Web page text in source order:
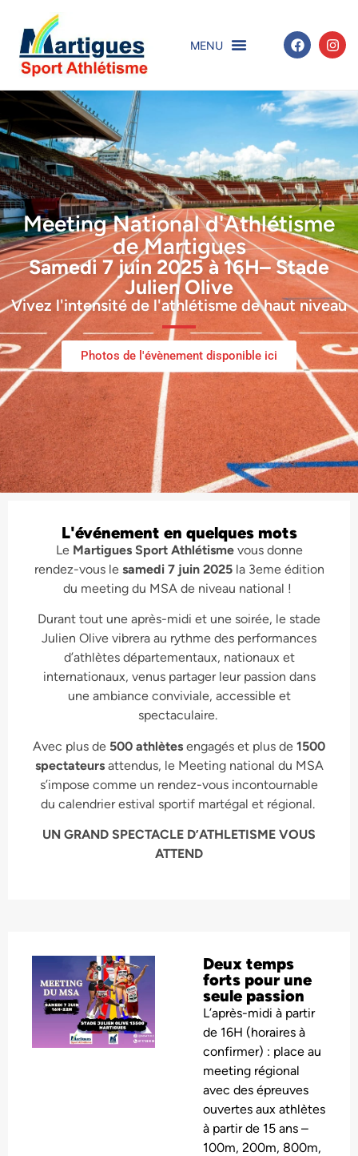
Meeting National d'Athlétisme
de Martigues
Samedi 7 juin 2025 à 16H– Stade
Julien Olive
Vivez l'intensité de l'athlétisme de haut niveau
Photos de l'évènement disponible ici
L'événement en quelques mots
Le Martigues Sport Athlétismevous donne
rendez-vous le samedi 7 juin 2025la 3eme édition
du meeting du MSA de niveau national !
Durant tout une après-midi et une soirée, le stade
Julien Olive vibrera au rythme des performances
d’athlètes départementaux, nationaux et
internationaux, venus partager leur passion dans
une ambiance conviviale, accessible et
spectaculaire.
Avec plus de 500 athlètes engagés et plus de 1500
spectateursattendus, le Meeting national du MSA
s’impose comme un rendez-vous incontournable
du calendrier estival sportif martégal et régional.
UN GRAND SPECTACLE D’ATHLETISME VOUS
ATTEND
Deux temps
forts pour une
seule passion
L’après-midi à partir
de 16H (horaires à
confirmer) : place au
meeting régional
avec des épreuves
ouvertes aux athlètes
à partir de 15 ans –
100m, 200m, 800m,